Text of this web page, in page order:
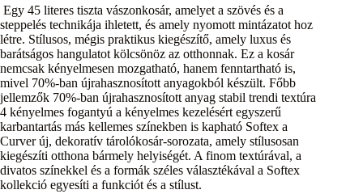
Egy 45 literes tiszta vászonkosár, amelyet a szövés és a
steppelés technikája ihletett, és amely nyomott mintázatot hoz
létre. Stílusos, mégis praktikus kiegészítő, amely luxus és
barátságos hangulatot kölcsönöz az otthonnak. Ez a kosár
nemcsak kényelmesen mozgatható, hanem fenntartható is,
mivel 70%-ban újrahasznosított anyagokból készült. Főbb
jellemzők 70%-ban újrahasznosított anyag stabil trendi textúra
4 kényelmes fogantyú a kényelmes kezelésért egyszerű
karbantartás más kellemes színekben is kapható Softex a
Curver új, dekoratív tárolókosár-sorozata, amely stílusosan
kiegészíti otthona bármely helyiségét. A finom textúrával, a
divatos színekkel és a formák széles választékával a Softex
kollekció egyesíti a funkciót és a stílust.